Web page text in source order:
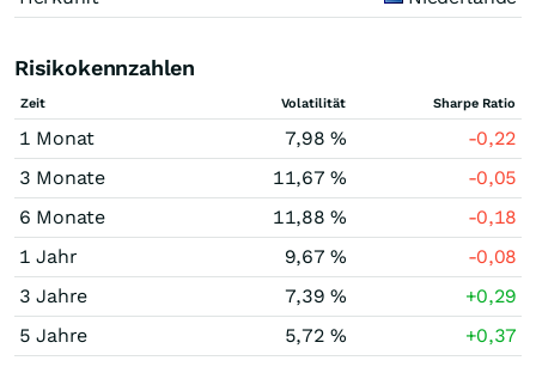
Risikokennzahlen
Zeit Volatilität Sharpe Ratio
1 Monat 7,98 %
-0,22
3 Monate
11,67 %
-0,05
6 Monate
11,88 %
-0,18
1 Jahr
9,67 %
-0,08
3 Jahre
7,39 %
+0,29
5 Jahre
5,72 % +0,37